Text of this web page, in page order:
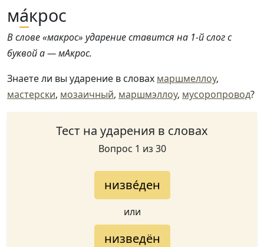
ма́крос
В слове «макрос» ударение ставится на 1-й слог с
буквой а — мАкрос.
Знаете ли вы ударение в словах маршмеллоу,
мастерски, мозаичный, маршмэллоу, мусоропровод?
Тест на ударения в словах
Вопрос 1 из 30
низве́ден
или
низведён